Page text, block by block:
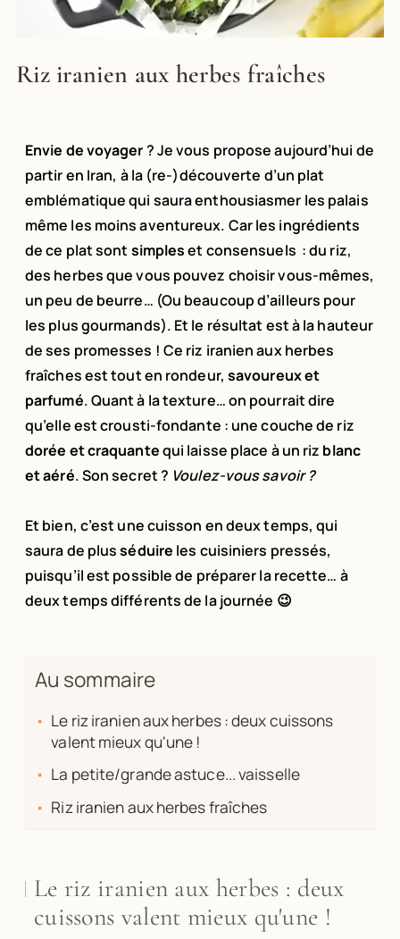
Riz iranien aux herbes fraîches
Envie de voyager ? Je vous propose aujourd’hui de
partir en Iran, à la (re-)découverte d’un plat
emblématique qui saura enthousiasmer les palais
même les moins aventureux. Car les ingrédients
de ce plat sont simpleset consensuels : du riz,
des herbes que vous pouvez choisir vous-mêmes,
un peu de beurre… (Ou beaucoup d’ailleurs pour
les plus gourmands). Et le résultat est à la hauteur
de ses promesses ! Ce riz iranien aux herbes
fraîches est tout en rondeur, savoureux et
parfumé. Quant à la texture… on pourrait dire
qu’elle est crousti-fondante : une couche de riz
dorée et craquantequi laisse place à un riz blanc
et aéré. Son secret ? Voulez-vous savoir ?
Et bien, c’est une cuisson en deux temps, qui
saura de plusséduire les cuisiniers pressés,
puisqu’il est possible de préparer la recette… à
deux temps différents de la journée 😉
Au sommaire
Le riz iranien aux herbes : deux cuissons
valent mieux qu'une !
La petite/grande astuce... vaisselle
Riz iranien aux herbes fraîches
Le riz iranien aux herbes : deux
cuissons valent mieux qu'une !